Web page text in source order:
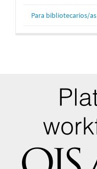
Para bibliotecarios/as